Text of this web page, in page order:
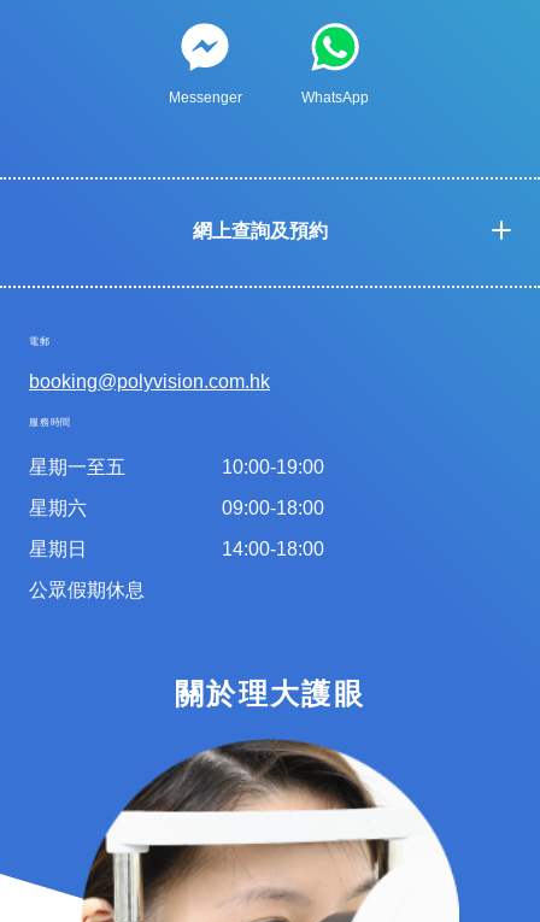
Messenger WhatsApp
網上查詢及預約
電郵
booking@polyvision.com.hk
服務時間
星期一至五
星期六
星期日
公眾假期休息
10:00-19:00
09:00-18:00
14:00-18:00
關於理大護眼